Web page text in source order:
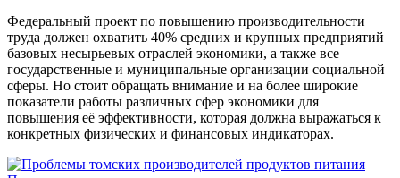
Федеральный проект по повышению производительности
труда должен охватить 40% средних и крупных предприятий
базовых несырьевых отраслей экономики, а также все
государственные и муниципальные организации социальной
сферы. Но стоит обращать внимание и на более широкие
показатели работы различных сфер экономики для
повышения её эффективности, которая должна выражаться к
конкретных физических и финансовых индикаторах.